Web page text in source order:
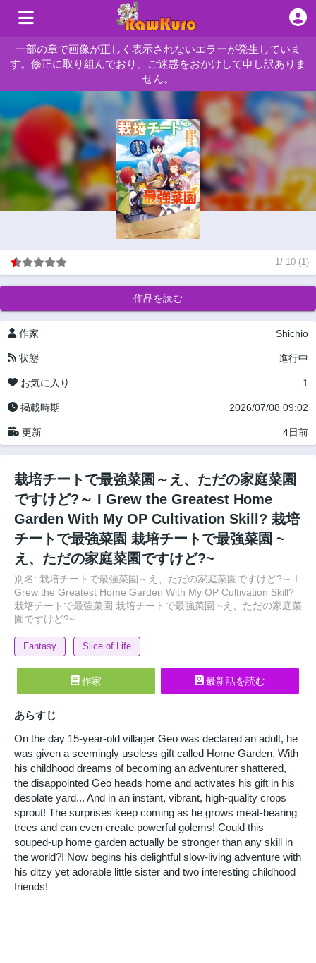
一部の章で画像が正しく表示されないエラーが発生していま
す。修正に取り組んでおり、ご迷惑をおかけして申し訳ありま
せん。
1/ 10 (1)
作品を読む
作家 Shichio
状態 進行中
お気に入り 1
掲載時期 2026/07/08 09:02
更新 4日前
栽培チートで最強菜園～え、ただの家庭菜園
ですけど?～ I Grew the Greatest Home
Garden With My OP Cultivation Skill? 栽培
チートで最強菜園 栽培チートで最強菜園 ~
え、ただの家庭菜園ですけど?~
別名: 栽培チートで最強菜園～え、ただの家庭菜園ですけど?～ I
Grew the Greatest Home Garden With My OP Cultivation Skill?
栽培チートで最強菜園 栽培チートで最強菜園 ~え、ただの家庭菜
園ですけど?~
Fantasy Slice of Life
作家 最新話を読む
あらすじ
On the day 15-year-old villager Geo was declared an adult, he
was given a seemingly useless gift called Home Garden. With
his childhood dreams of becoming an adventurer shattered,
the disappointed Geo heads home and activates his gift in his
desolate yard... And in an instant, vibrant, high-quality crops
sprout! The surprises keep coming as he grows meat-bearing
trees and can even create powerful golems! Could this
souped-up home garden actually be stronger than any skill in
the world?! Now begins his delightful slow-living adventure with
his ditzy yet adorable little sister and two interesting childhood
friends!